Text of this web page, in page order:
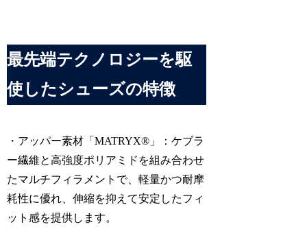
最先端テクノロジーを駆
使したシューズの特徴
・アッパー素材「MATRYX®」：​ケブラ
ー繊維と高強度ポリアミドを組み合わせ
たマルチフィラメントで、軽量かつ耐摩
耗性に優れ、伸縮を抑えて安定したフィ
ット感を提供します。​